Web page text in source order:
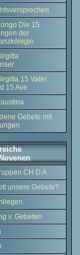
Die 15
der
15 Vater
15 Ave
Gebete mit
CH D A
unsere Gebete?
v. Gebeten